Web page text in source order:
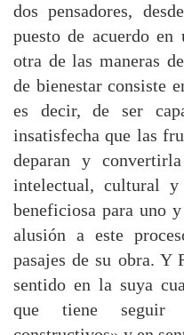
dos pensadores,
puesto de acuerdo
otra de las maneras
de bienestar consiste
es decir, de ser
insatisfecha que las
deparan y
intelectual, cultural
beneficiosa para uno
alusión a este
pasajes de su obra. Y
sentido en la suya
que tiene seguir